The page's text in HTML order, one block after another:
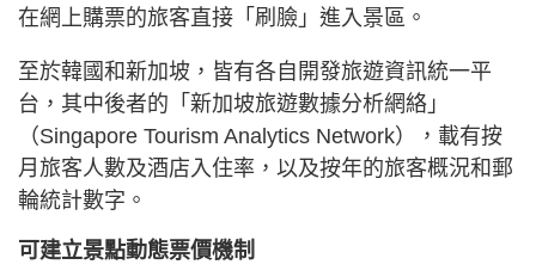
在網上購票的旅客直接「刷臉」進入景區。
至於韓國和新加坡，皆有各自開發旅遊資訊統一平
台，其中後者的「新加坡旅遊數據分析網絡」
（Singapore Tourism Analytics Network），載有按
月旅客人數及酒店入住率，以及按年的旅客概況和郵
輪統計數字。
可建立景點動態票價機制